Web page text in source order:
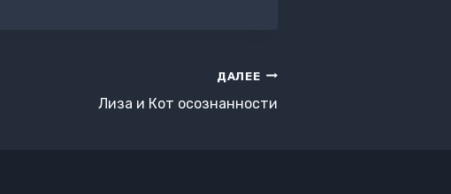
ДАЛЕЕ
Лиза и Кот осознанности